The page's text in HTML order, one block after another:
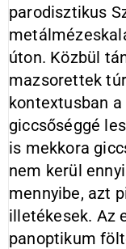
parodisztikus
úton. Közbül
mazsorettek
kontextusban
giccsőséggé
is mekkora
nem kerül
mennyibe, azt
illetékesek. Az
panoptikum